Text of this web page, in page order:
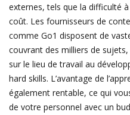
externes, tels que la difficulté
coût. Les fournisseurs de
comme Go1 disposent de
couvrant des milliers de
sur le lieu de travail au
hard skills. L’avantage de
également rentable, ce qui
de votre personnel avec un